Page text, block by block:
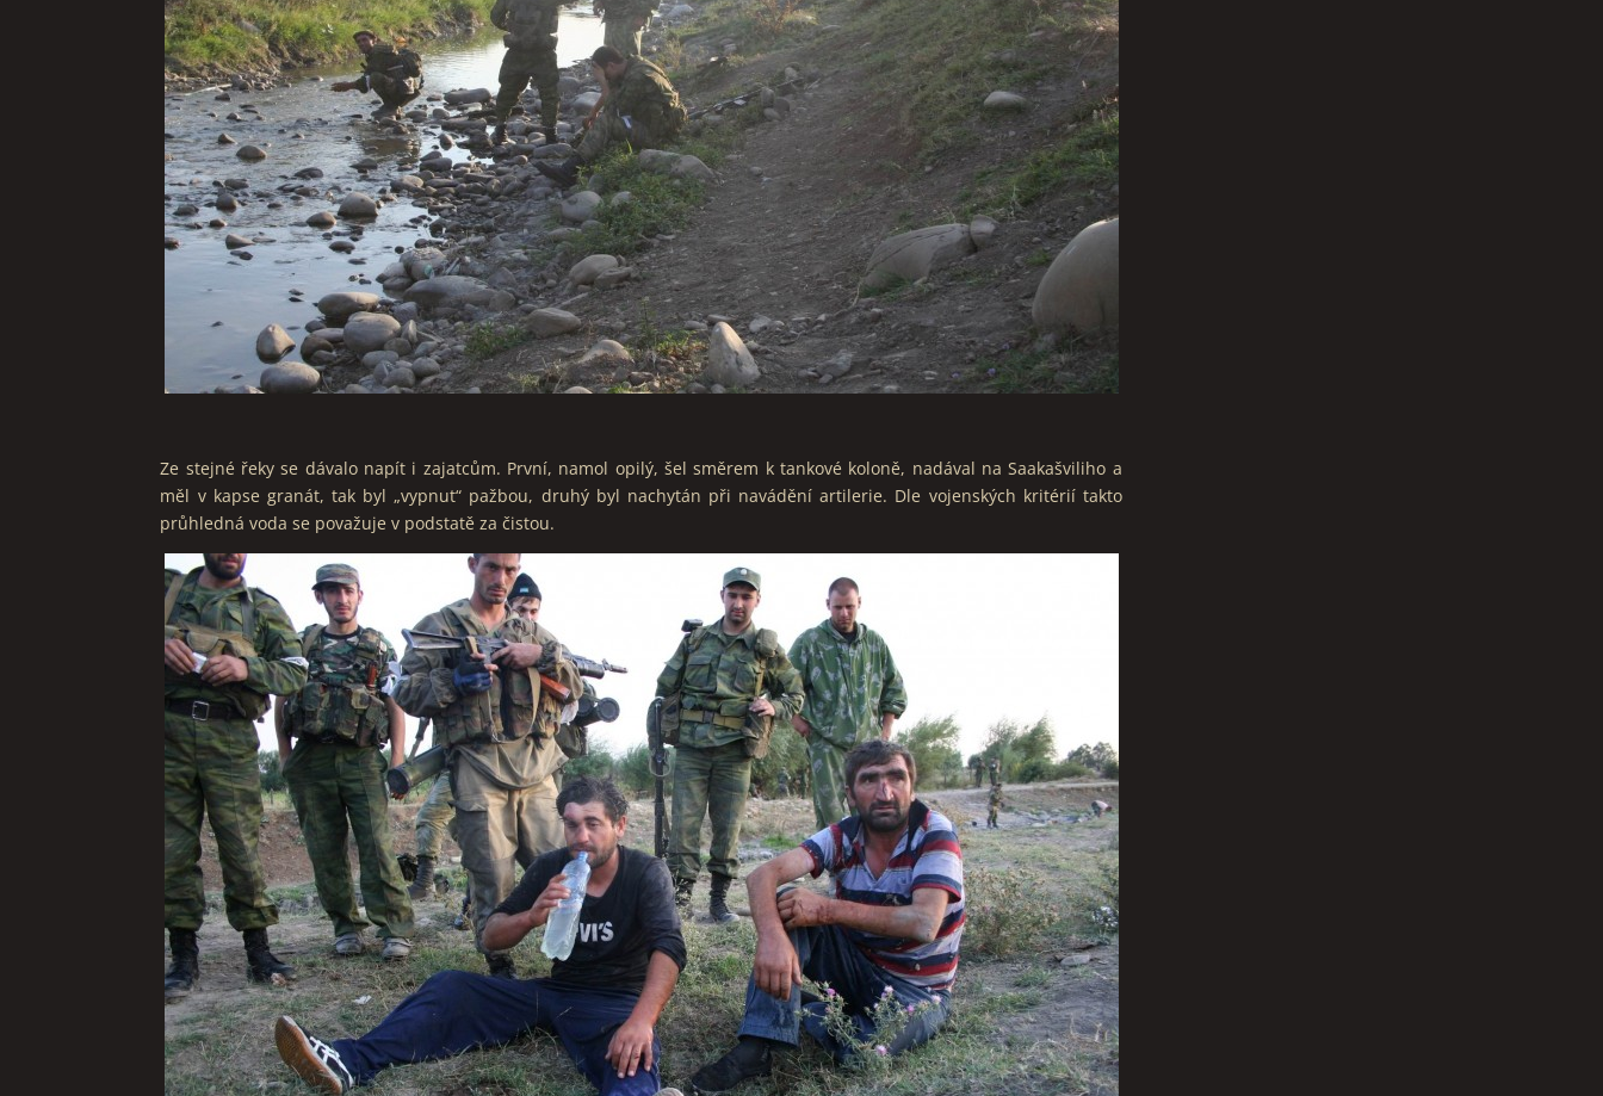
Ze stejné řeky se dávalo napít i zajatcům. První, namol opilý, šel směrem k tankové koloně, nadával na Saakašviliho a
měl v kapse granát, tak byl „vypnut“ pažbou, druhý byl nachytán při navádění artilerie. Dle vojenských kritérií takto
průhledná voda se považuje v podstatě za čistou.